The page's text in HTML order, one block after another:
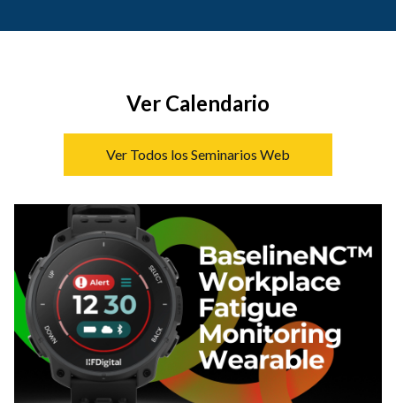
Ver Calendario
Ver Todos los Seminarios Web